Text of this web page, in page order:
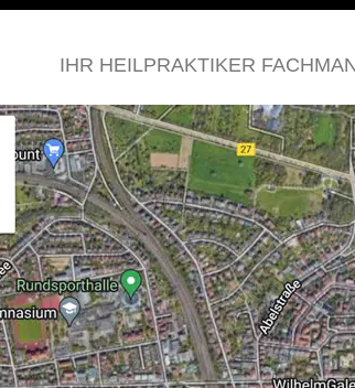
IHR HEILPRAKTIKER